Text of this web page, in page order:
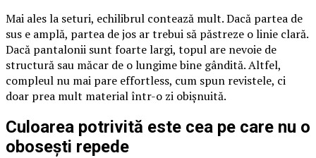
Mai ales la seturi, echilibrul contează mult. Dacă partea de
sus e amplă, partea de jos ar trebui să păstreze o linie clară.
Dacă pantalonii sunt foarte largi, topul are nevoie de
structură sau măcar de o lungime bine gândită. Altfel,
compleul nu mai pare effortless, cum spun revistele, ci
doar prea mult material într-o zi obișnuită.
Culoarea potrivită este cea pe care nu o
obosești repede